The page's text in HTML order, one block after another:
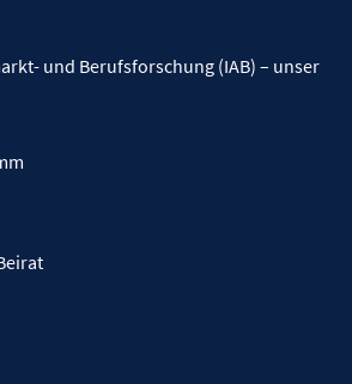
und Berufsforschung (IAB) – unser